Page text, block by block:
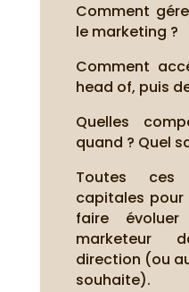
Comment
le marketing ?
Comment
head of, puis
Quelles
quand ? Quel
Toutes ces
capitales
faire
marketeur
direction (ou
souhaite).